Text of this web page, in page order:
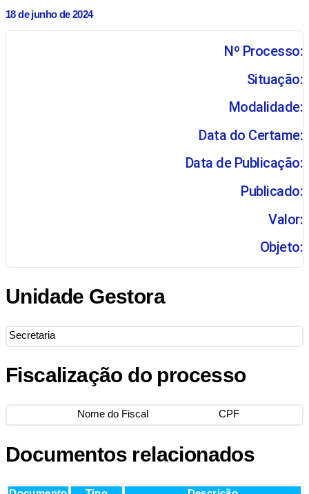
18 de junho de 2024
Nº Processo:
Situação:
Modalidade:
Data do Certame:
Data de Publicação:
Publicado:
Valor:
Objeto:
Unidade Gestora
Secretaria
Fiscalização do processo
Nome do Fiscal CPF
Documentos relacionados